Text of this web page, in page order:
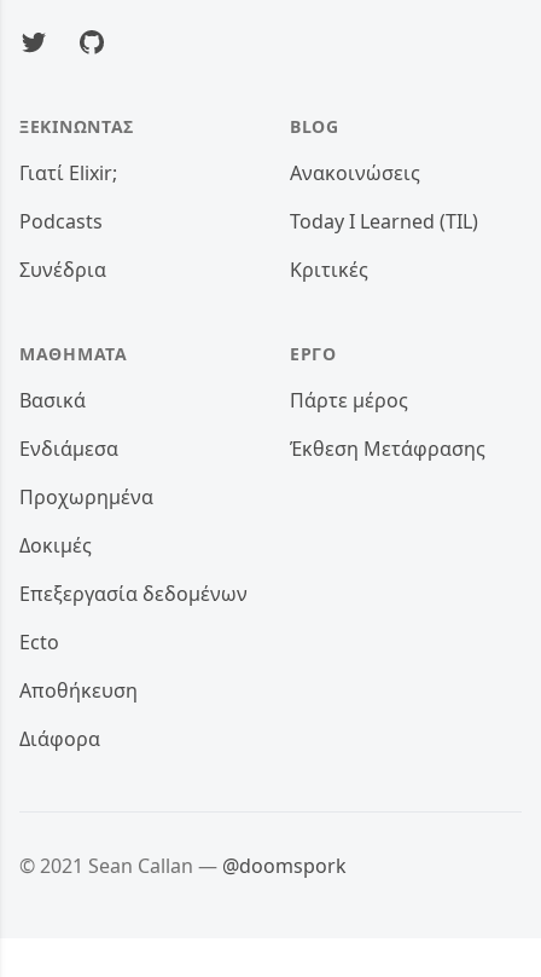
TwitterGitHub
ΞΕΚΙΝΏΝΤΑΣ
Γιατί Elixir;
Podcasts
Συνέδρια
ΜΑΘΉΜΑΤΑ
Βασικά
Ενδιάμεσα
Προχωρημένα
Δοκιμές
Επεξεργασία δεδομένων
Ecto
Αποθήκευση
Διάφορα
BLOG
Ανακοινώσεις
Today I Learned (TIL)
Κριτικές
ΈΡΓΟ
Πάρτε μέρος
Έκθεση Μετάφρασης
© 2021 Sean Callan — @doomspork